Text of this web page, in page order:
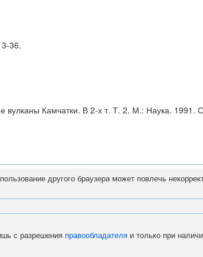
36.
Камчатки. В 2-х т. Т. 2. М.: Наука. 1991.
другого браузера может повлечь
с разрешения правообладателя и только при